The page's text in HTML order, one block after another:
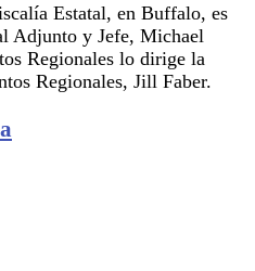
Estatal, en Buffalo, es
Adjunto y Jefe, Michael
Regionales lo dirige la
Regionales, Jill Faber.